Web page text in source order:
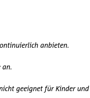
anbieten.
an.
geeignet für Kinder